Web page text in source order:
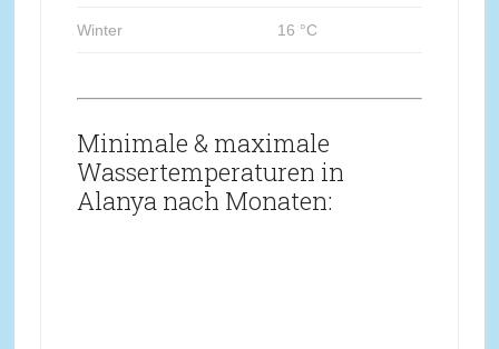
Winter 16 °C
Minimale & maximale
Wassertemperaturen in
Alanya nach Monaten: